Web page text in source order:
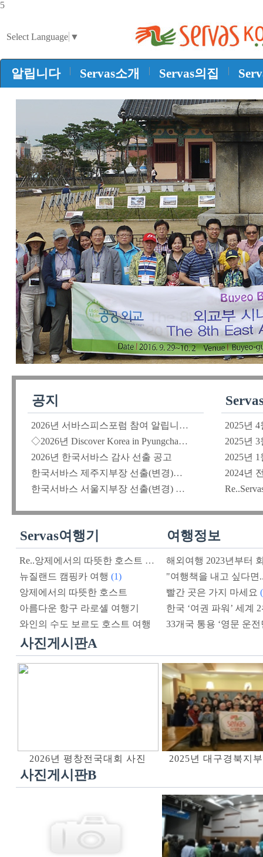
5
Select Language ▼
알립니다 | Servas소개 | Servas의집 |
공지
2026년 서바스피스포럼 참여 알립니다.[5월 24일]
◇2026년 Discover Korea in Pyungchang 일정
2026년 한국서바스 감사 선출 공고
한국서바스 제주지부장 선출(변경)공고(2026.4.11)
한국서바스 서울지부장 선출(변경) 공고(2026.4.11)
2025년
2025년
2025년
Servas여행기
Re..앙제에서의 따뜻한 호스트 (1)
뉴질랜드 캠핑카 여행 (1)
앙제에서의 따뜻한 호스트
아름다운 항구 라로셸 여행기
와인의 수도 보르도 호스트 여행
여행정보
빨간 곳은 가지 마세요
한국 ‘여권 파워’ 세계
사진게시판A
2026년 평창전국대회 사진 2025년 대구경북지
사진게시판B